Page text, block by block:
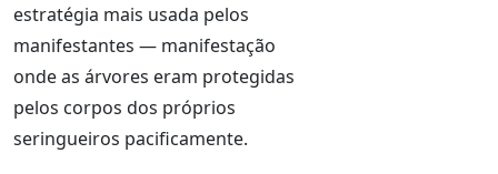
estratégia mais usada pelos
manifestantes — manifestação
onde as árvores eram protegidas
pelos corpos dos próprios
seringueiros pacificamente.